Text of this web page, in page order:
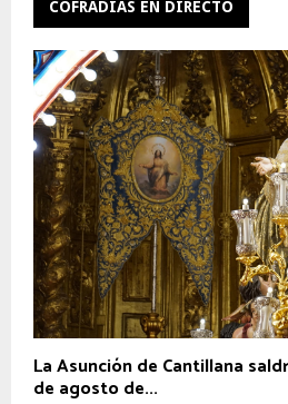
COFRADÍAS EN DIRECTO
La Asunción de Cantillana
de agosto de...